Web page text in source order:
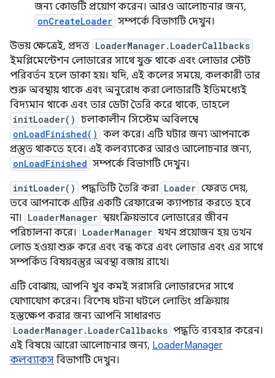
জন্য কোডটি প্রয়োগ করেন। আরও আলোচনার জন্য,
onCreateLoader সম্পর্কে বিভাগটি দেখুন।
উভয় ক্ষেত্রেই, প্রদত্ত LoaderManager.LoaderCallbacks
ইমপ্লিমেন্টেশন লোডারের সাথে যুক্ত থাকে এবং লোডার স্টেট
পরিবর্তন হলে ডাকা হয়। যদি, এই কলের সময়ে, কলকারী তার
শুরু অবস্থায় থাকে এবং অনুরোধ করা লোডারটি ইতিমধ্যেই
বিদ্যমান থাকে এবং তার ডেটা তৈরি করে থাকে, তাহলে
initLoader() চলাকালীন সিস্টেম অবিলম্বে
onLoadFinished() কল করে। এটি ঘটার জন্য আপনাকে
প্রস্তুত থাকতে হবে। এই কলব্যাকের আরও আলোচনার জন্য,
onLoadFinished সম্পর্কে বিভাগটি দেখুন।
initLoader() পদ্ধতিটি তৈরি করা Loader ফেরত দেয়,
তবে আপনাকে এটির একটি রেফারেন্স ক্যাপচার করতে হবে
না।
LoaderManager স্বয়ংক্রিয়ভাবে লোডারের জীবন
পরিচালনা করে।
LoaderManager যখন প্রয়োজন হয় তখন
লোড হওয়া শুরু করে এবং বন্ধ করে এবং লোডার এবং এর সাথে
সম্পর্কিত বিষয়বস্তুর অবস্থা বজায় রাখে।
এটি বোঝায়, আপনি খুব কমই সরাসরি লোডারদের সাথে
যোগাযোগ করেন। বিশেষ ঘটনা ঘটলে লোডিং প্রক্রিয়ায়
হস্তক্ষেপ করার জন্য আপনি সাধারণত
LoaderManager.LoaderCallbacks পদ্ধতি ব্যবহার করেন।
এই বিষয়ে আরো আলোচনার জন্য, LoaderManager
কলব্যাকস বিভাগটি দেখুন।